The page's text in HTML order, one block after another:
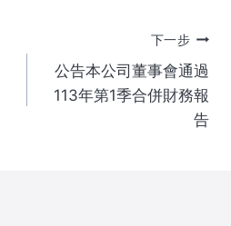
下一步
公告本公司董事會通過
113年第1季合併財務報
告